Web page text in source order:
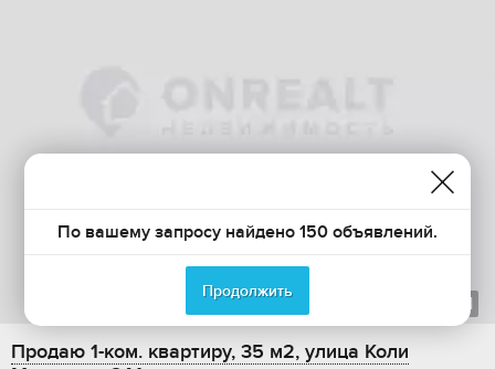
1
Продаю 1-ком. квартиру, 35 м2, улица Коли
По вашему запросу найдено 150 объявлений.
Продолжить